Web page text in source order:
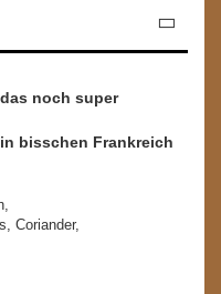
noch super
bisschen Frankreich
Coriander,